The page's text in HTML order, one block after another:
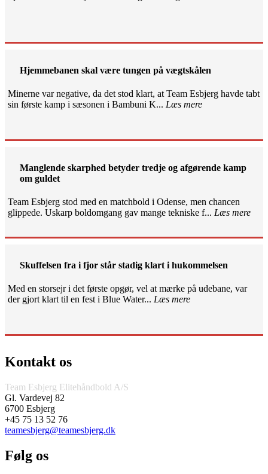
Hjemmebanen skal være tungen på vægtskålen
Minerne var negative, da det stod klart, at Team Esbjerg havde tabt
sin første kamp i sæsonen i Bambuni K... Læs mere
Manglende skarphed betyder tredje og afgørende kamp
om guldet
Team Esbjerg stod med en matchbold i Odense, men chancen
glippede. Uskarp boldomgang gav mange tekniske f... Læs mere
Skuffelsen fra i fjor står stadig klart i hukommelsen
Med en storsejr i det første opgør, vel at mærke på udebane, var
der gjort klart til en fest i Blue Water... Læs mere
Kontakt os
Team Esbjerg Elitehåndbold A/S
Gl. Vardevej 82
6700 Esbjerg
+45 75 13 52 76
teamesbjerg@teamesbjerg.dk
Følg os